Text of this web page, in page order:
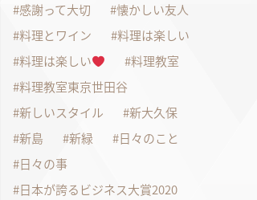
感謝って大切
懐かしい友人
料理とワイン
料理は楽しい
料理は楽しい
料理教室
料理教室東京世田谷
新しいスタイル
新大久保
新島
新緑
日々のこと
日々の事
日本が誇るビジネス大賞2020